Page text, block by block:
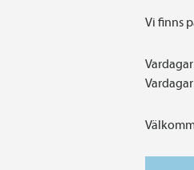
Vi finns